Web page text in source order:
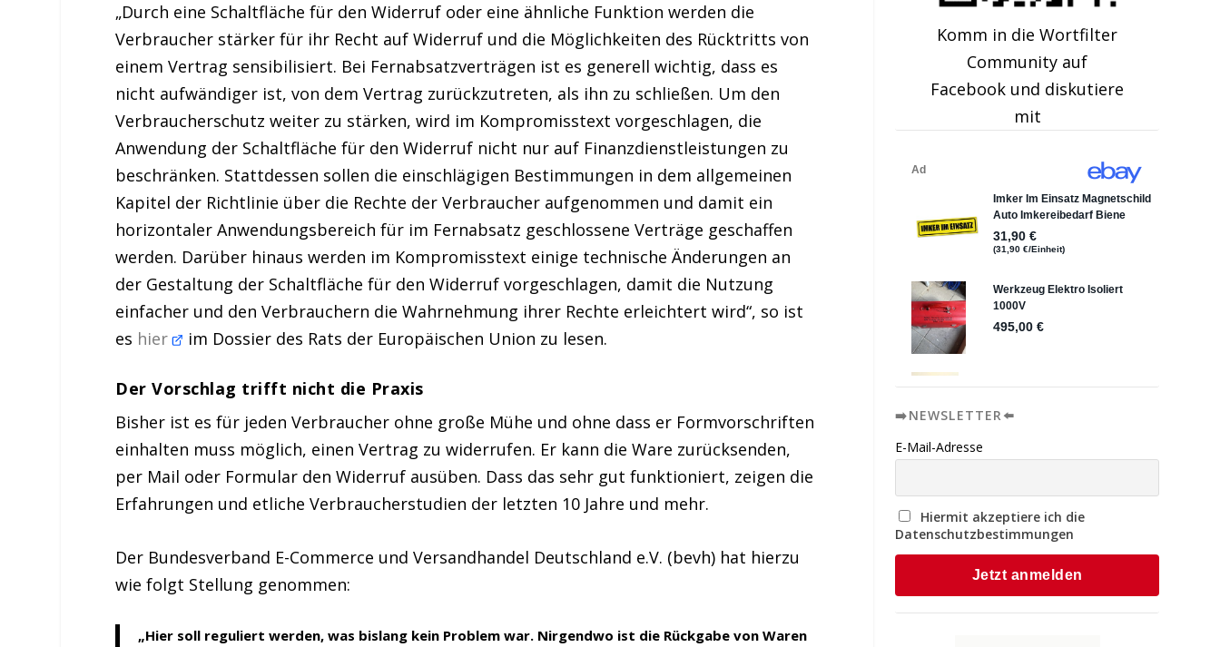
„Durch eine Schaltfläche für den Widerruf oder eine ähnliche Funktion werden die
Verbraucher stärker für ihr Recht auf Widerruf und die Möglichkeiten des Rücktritts von
einem Vertrag sensibilisiert. Bei Fernabsatzverträgen ist es generell wichtig, dass es
nicht aufwändiger ist, von dem Vertrag zurückzutreten, als ihn zu schließen. Um den
Verbraucherschutz weiter zu stärken, wird im Kompromisstext vorgeschlagen, die
Anwendung der Schaltfläche für den Widerruf nicht nur auf Finanzdienstleistungen zu
beschränken. Stattdessen sollen die einschlägigen Bestimmungen in dem allgemeinen
Kapitel der Richtlinie über die Rechte der Verbraucher aufgenommen und damit ein
horizontaler Anwendungsbereich für im Fernabsatz geschlossene Verträge geschaffen
werden. Darüber hinaus werden im Kompromisstext einige technische Änderungen an
der Gestaltung der Schaltfläche für den Widerruf vorgeschlagen, damit die Nutzung
einfacher und den Verbrauchern die Wahrnehmung ihrer Rechte erleichtert wird“, so ist
es hier im Dossier des Rats der Europäischen Union zu lesen.
Der Vorschlag trifft nicht die Praxis
Bisher ist es für jeden Verbraucher ohne große Mühe und ohne dass er Formvorschriften
einhalten muss möglich, einen Vertrag zu widerrufen. Er kann die Ware zurücksenden,
per Mail oder Formular den Widerruf ausüben. Dass das sehr gut funktioniert, zeigen die
Erfahrungen und etliche Verbraucherstudien der letzten 10 Jahre und mehr.
Der Bundesverband E-Commerce und Versandhandel Deutschland e.V. (bevh) hat hierzu
wie folgt Stellung genommen:
„Hier soll reguliert werden, was bislang kein Problem war. Nirgendwo ist die Rückgabe von Waren
Komm in die Wortfilter
Community auf
Facebook und diskutiere
mit
➡️NEWSLETTER⬅️
E-Mail-Adresse
Hiermit akzeptiere ich die
Datenschutzbestimmungen